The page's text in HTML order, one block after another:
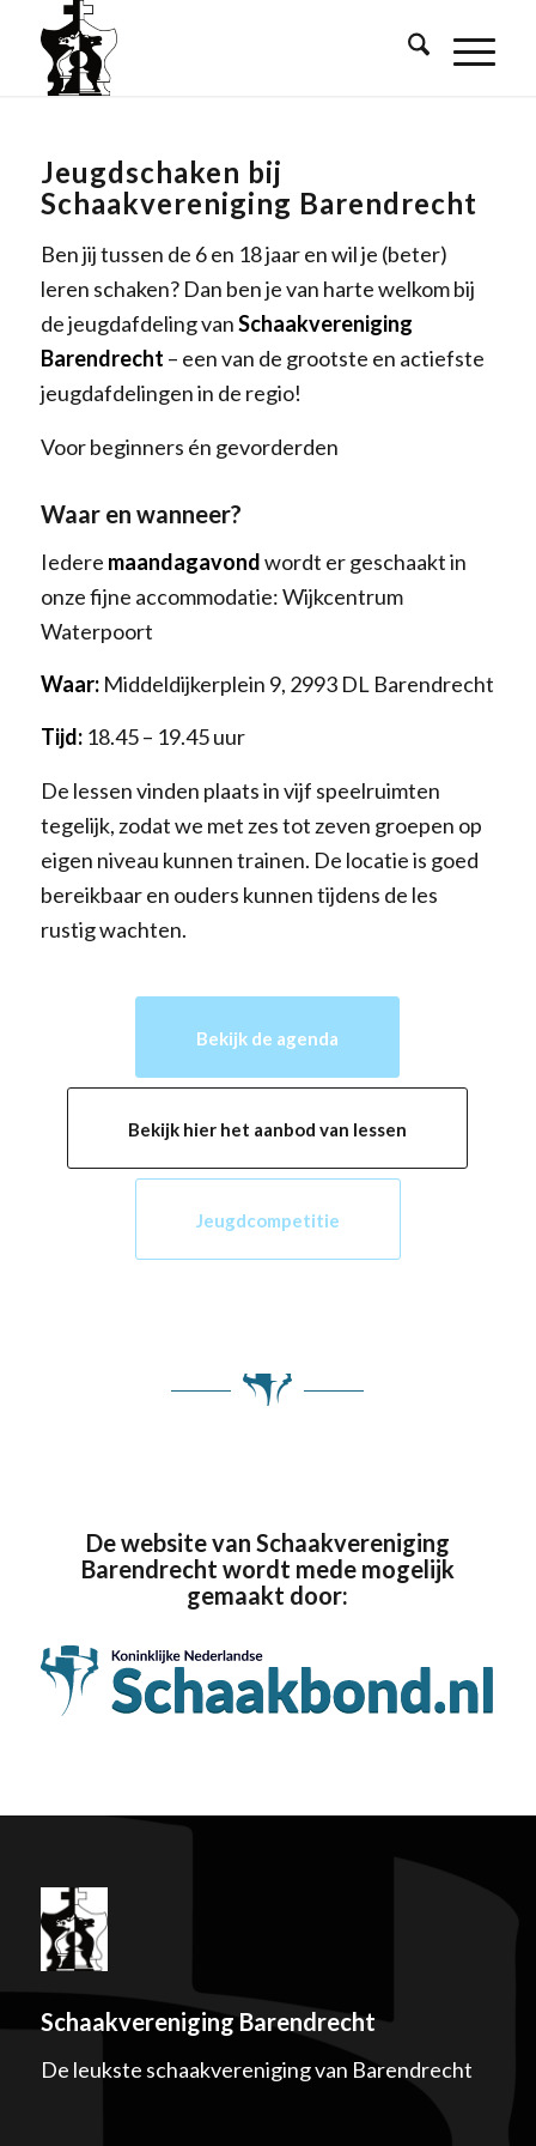
Jeugdschaken bij
Schaakvereniging Barendrecht
Ben jij tussen de 6 en 18 jaar en wil je (beter)
leren schaken? Dan ben je van harte welkom bij
de jeugdafdeling vanSchaakvereniging
Barendrecht – een van de grootste en actiefste
jeugdafdelingen in de regio!
Voor beginners én gevorderden
Waar en wanneer?
Iedere maandagavondwordt er geschaakt in
onze fijne accommodatie: Wijkcentrum
Waterpoort
Waar:Middeldijkerplein 9, 2993 DL Barendrecht
Tijd:18.45 – 19.45 uur
De lessen vinden plaats in vijf speelruimten
tegelijk, zodat we met zes tot zeven groepen op
eigen niveau kunnen trainen. De locatie is goed
bereikbaar en ouders kunnen tijdens de les
rustig wachten.
Bekijk de agenda
Bekijk hier het aanbod van lessen
Jeugdcompetitie
De website van Schaakvereniging
Barendrecht wordt mede mogelijk
gemaakt door:
Schaakvereniging Barendrecht
De leukste schaakvereniging van Barendrecht